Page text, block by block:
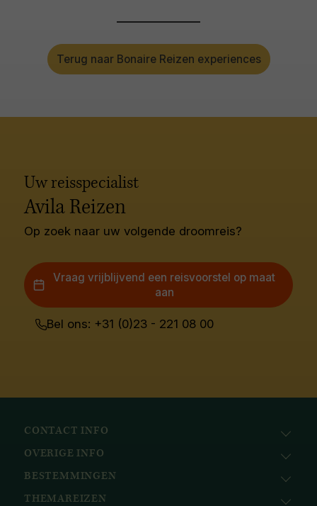
Terug naar Bonaire Reizen experiences
Uw reisspecialist
Avila Reizen
Op zoek naar uw volgende droomreis?
Vraag vrijblijvend een reisvoorstel op maat
aan
Bel ons: +31 (0)23 - 221 08 00
CONTACT INFO
Avila Reizen
Nieuwe Gracht 78
OVERIGE INFO
KvK: 51111616
BTW nr.: NL823096415B01
BESTEMMINGEN
Afrika
THEMAREIZEN